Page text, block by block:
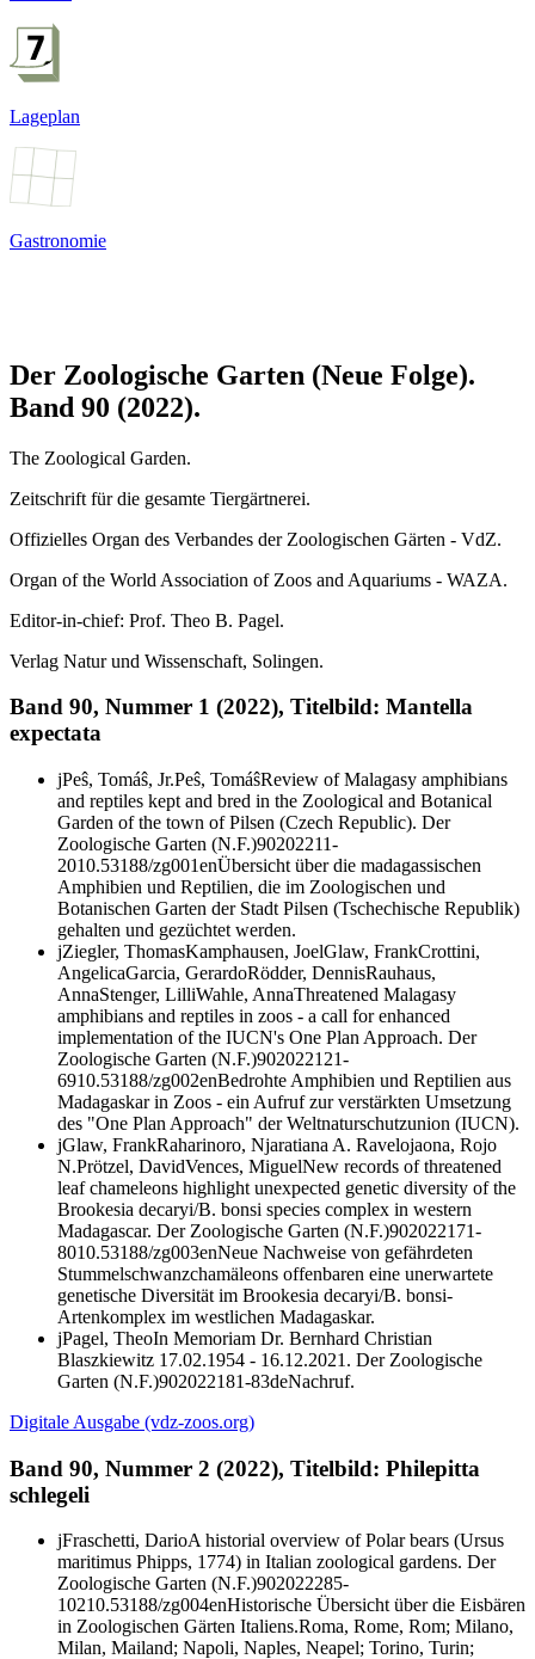
Lageplan
Gastronomie
Der Zoologische Garten (Neue Folge).
Band 90 (2022).
The Zoological Garden.
Zeitschrift für die gesamte Tiergärtnerei.
Offizielles Organ des Verbandes der Zoologischen Gärten - VdZ.
Organ of the World Association of Zoos and Aquariums - WAZA.
Editor-in-chief: Prof. Theo B. Pagel.
Verlag Natur und Wissenschaft, Solingen.
Band 90, Nummer 1 (2022), Titelbild: Mantella
expectata
jPeŝ, Tomáŝ, Jr.Peŝ, TomáŝReview of Malagasy amphibians
and reptiles kept and bred in the Zoological and Botanical
Garden of the town of Pilsen (Czech Republic). Der
Zoologische Garten (N.F.)90202211-
2010.53188/zg001enÜbersicht über die madagassischen
Amphibien und Reptilien, die im Zoologischen und
Botanischen Garten der Stadt Pilsen (Tschechische Republik)
gehalten und gezüchtet werden.
jZiegler, ThomasKamphausen, JoelGlaw, FrankCrottini,
AngelicaGarcia, GerardoRödder, DennisRauhaus,
AnnaStenger, LilliWahle, AnnaThreatened Malagasy
amphibians and reptiles in zoos - a call for enhanced
implementation of the IUCN's One Plan Approach. Der
Zoologische Garten (N.F.)9020221 21-
6910.53188/zg002enBedrohte Amphibien und Reptilien aus
Madagaskar in Zoos - ein Aufruf zur verstärkten Umsetzung
des "One Plan Approach" der Weltnaturschutzunion (IUCN).
jGlaw, FrankRaharinoro, Njaratiana A. Ravelojaona, Rojo
N.Prötzel, DavidVences, MiguelNew records of threatened
leaf chameleons highlight unexpected genetic diversity of the
Brookesia decaryi/B. bonsi species complex in western
Madagascar. Der Zoologische Garten (N.F.)9020221 71-
8010.53188/zg003enNeue Nachweise von gefährdeten
Stummelschwanzchamäleons offenbaren eine unerwartete
genetische Diversität im Brookesia decaryi/B. bonsi-
Artenkomplex im westlichen Madagaskar.
jPagel, TheoIn Memoriam Dr. Bernhard Christian
Blaszkiewitz 17.02.1954 - 16.12.2021. Der Zoologische
Garten (N.F.)902022181-83deNachruf.
Digitale Ausgabe (vdz-zoos.org)
Band 90, Nummer 2 (2022), Titelbild: Philepitta
schlegeli
jFraschetti, DarioA historial overview of Polar bears (Ursus
maritimus Phipps, 1774) in Italian zoological gardens. Der
Zoologische Garten (N.F.)902022285-
10210.53188/zg004enHistorische Übersicht über die Eisbären
in Zoologischen Gärten Italiens.Roma, Rome, Rom; Milano,
Milan, Mailand; Napoli, Naples, Neapel; Torino, Turin;